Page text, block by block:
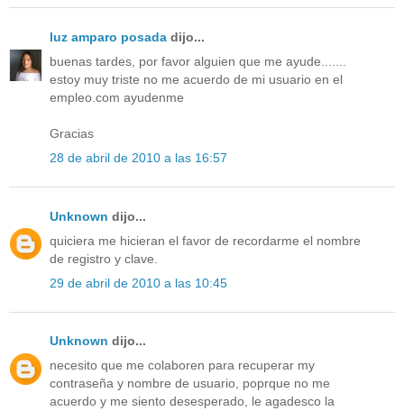
luz amparo posada dijo...
buenas tardes, por favor alguien que me ayude.......
estoy muy triste no me acuerdo de mi usuario en el
empleo.com ayudenme
Gracias
28 de abril de 2010 a las 16:57
Unknown dijo...
quiciera me hicieran el favor de recordarme el nombre
de registro y clave.
29 de abril de 2010 a las 10:45
Unknown dijo...
necesito que me colaboren para recuperar my
contraseña y nombre de usuario, poprque no me
acuerdo y me siento desesperado, le agadesco la